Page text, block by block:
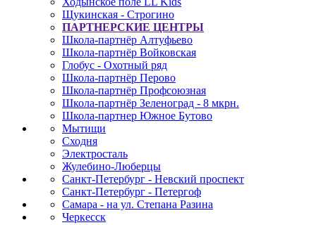
Щукинская - Строгино
ПАРТНЕРСКИЕ ЦЕНТРЫ
Школа-партнёр Алтуфьево
Школа-партнёр Войковская
Глобус - Охотный ряд
Школа-партнёр Перово
Школа-партнёр Профсоюзная
Школа-партнёр Зеленоград - 8 мкрн.
Школа-партнер Южное Бутово
Мытищи
Сходня
Электросталь
Жулебино-Люберцы
Санкт-Петербург - Невский проспект
Санкт-Петербург - Петергоф
Самара - на ул. Степана Разина
Черкесск